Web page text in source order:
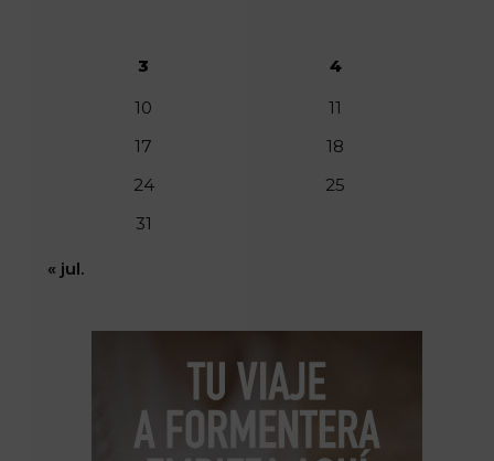
3
4
10
11
17
18
24
25
31
« jul.